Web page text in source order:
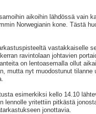
aikoihin lähdössä vain
Norwegianin kone. Tästä
vastakkaiselle
ravintolaan johtavien
on lentoasemalla ollut
mutta nyt muodostunut tilanne
esimerkiksi kello 14.10
lennolle yritettiin pitkästä
jonottavia.